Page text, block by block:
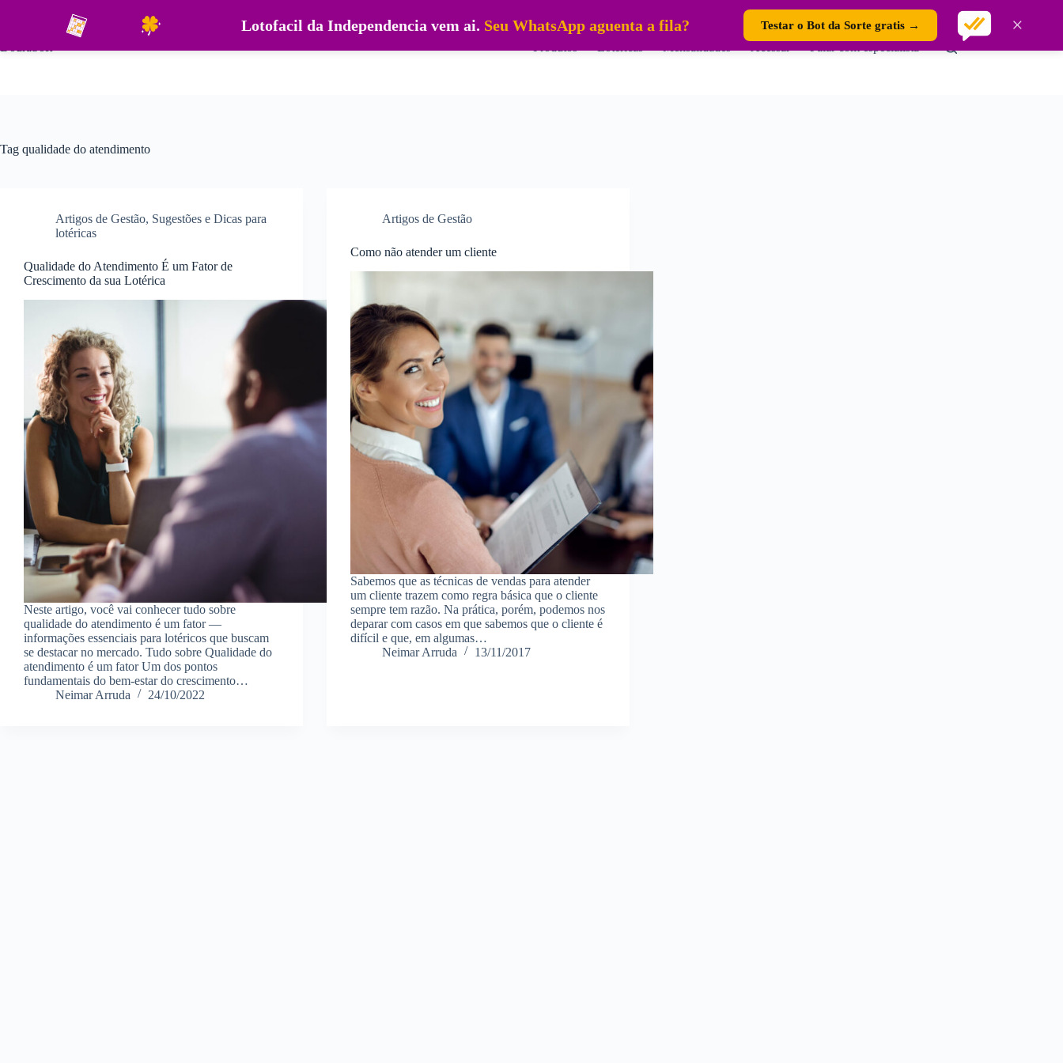
Lotofacil da Independencia vem ai. Seu WhatsApp aguenta a fila? Testar o Bot da Sorte gratis → ×
conteúdo
Tag qualidade do atendimento
Artigos de Gestão, Sugestões e Dicas para
lotéricas
Qualidade do Atendimento É um Fator de
Crescimento da sua Lotérica
Neste artigo, você vai conhecer tudo sobre
qualidade do atendimento é um fator —
informações essenciais para lotéricos que buscam
se destacar no mercado. Tudo sobre Qualidade do
atendimento é um fator Um dos pontos
fundamentais do bem-estar do crescimento…
Neimar Arruda
24/10/2022
Artigos de Gestão
Como não atender um cliente
Sabemos que as técnicas de vendas para atender
um cliente trazem como regra básica que o cliente
sempre tem razão. Na prática, porém, podemos nos
deparar com casos em que sabemos que o cliente é
difícil e que, em algumas…
Neimar Arruda
13/11/2017